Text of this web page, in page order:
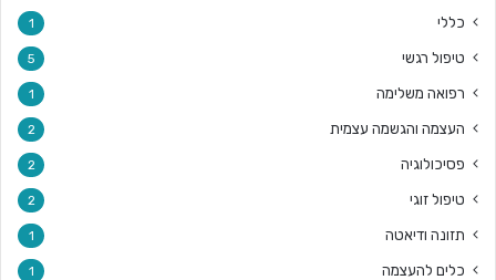
כללי 1
טיפול רגשי 5
רפואה משלימה 1
העצמה והגשמה עצמית 2
פסיכולוגיה 2
טיפול זוגי 2
תזונה ודיאטה 1
כלים להעצמה 1